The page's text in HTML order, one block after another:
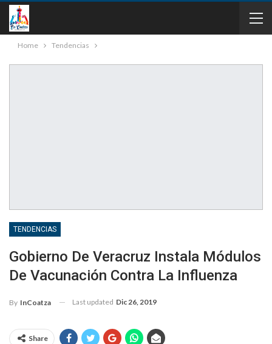
Home Tendencias
TENDENCIAS
Gobierno De Veracruz Instala Módulos
De Vacunación Contra La Influenza
By InCoatza Last updated Dic 26, 2019
Share